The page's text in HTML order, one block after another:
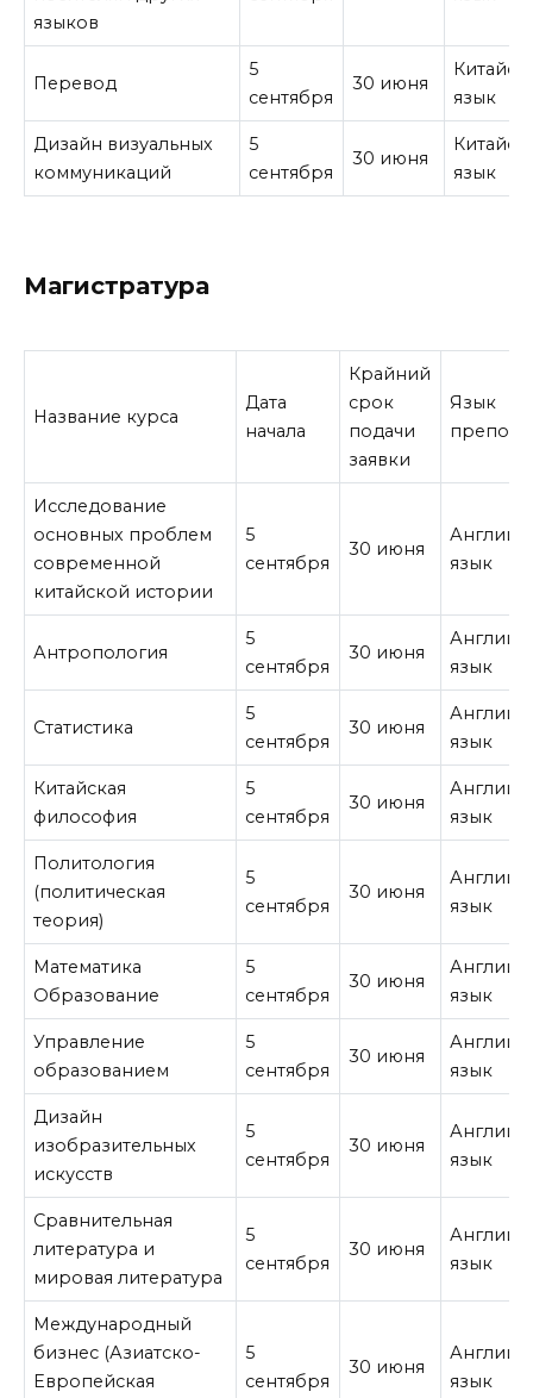
языков
Перевод
5
сентября
30 июня
язык
Дизайн визуальных
коммуникаций
5
сентября
30 июня
язык
Магистратура
Название курса
Дата
начала
Крайний
срок
подачи
заявки
Язык
Исследование
основных проблем
современной
китайской истории
5
сентября
30 июня
язык
Антропология
5
сентября
30 июня
язык
Статистика
5
сентября
30 июня
язык
Китайская
философия
5
сентября
30 июня
язык
Политология
(политическая
теория)
5
сентября
30 июня
язык
Математика
Образование
5
сентября
30 июня
язык
Управление
образованием
5
сентября
30 июня
язык
Дизайн
изобразительных
искусств
5
сентября
30 июня
язык
Сравнительная
литература и
мировая литература
5
сентября
30 июня
язык
Международный
бизнес (Азиатско-
Европейская
5
сентября
30 июня
язык